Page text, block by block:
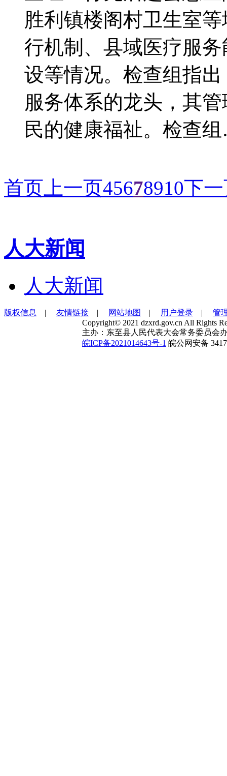
胜利镇楼阁村卫生室
行机制、县域医疗服
设等情况。检查组指
服务体系的龙头，其
民的健康福祉。检查
首页 上一页45678910下
人大新闻
人大新闻
版权信息 | 友情链接 | 网站地图 | 用户登录 | 管
Copyright© 2021 dzxrd.gov.cn All Rights
主办：东至县人民代表大会常务委员会
皖ICP备2021014643号-1 皖公网安备